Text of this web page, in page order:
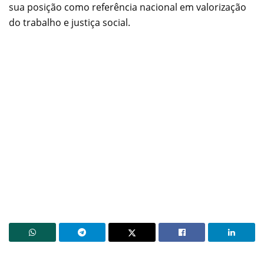
sua posição como referência nacional em valorização
do trabalho e justiça social.